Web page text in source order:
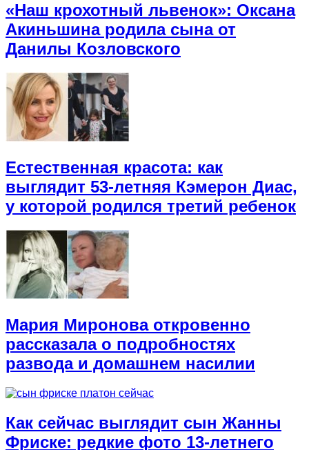
«Наш крохотный львенок»: Оксана
Акиньшина родила сына от
Данилы Козловского
Естественная красота: как
выглядит 53-летняя Кэмерон Диас,
у которой родился третий ребенок
Мария Миронова откровенно
рассказала о подробностях
развода и домашнем насилии
Как сейчас выглядит сын Жанны
Фриске: редкие фото 13-летнего